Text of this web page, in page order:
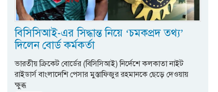
বিসিসিআই-এর সিদ্ধান্ত নিয়ে ‘চমকপ্রদ তথ্য’
দিলেন বোর্ড কর্মকর্তা
ভারতীয় ক্রিকেট বোর্ডের (বিসিসিআই) নির্দেশে কলকাতা নাইট
রাইডার্স বাংলাদেশি পেসার মুস্তাফিজুর রহমানকে ছেড়ে দেওয়ায়
ক্ষুব্ধ